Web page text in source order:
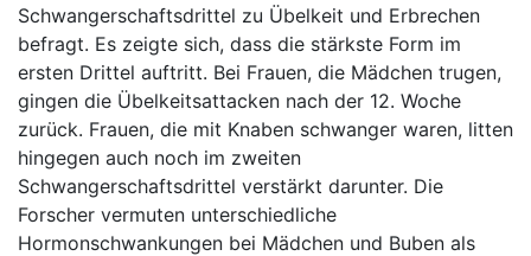
Schwangerschaftsdrittel zu Übelkeit und Erbrechen
befragt. Es zeigte sich, dass die stärkste Form im
ersten Drittel auftritt. Bei Frauen, die Mädchen trugen,
gingen die Übelkeitsattacken nach der 12. Woche
zurück. Frauen, die mit Knaben schwanger waren, litten
hingegen auch noch im zweiten
Schwangerschaftsdrittel verstärkt darunter. Die
Forscher vermuten unterschiedliche
Hormonschwankungen bei Mädchen und Buben als